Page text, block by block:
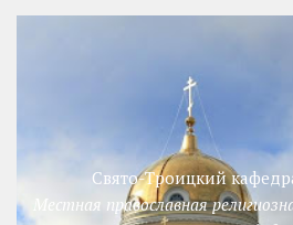
Свято-Троицкий
Местная православная